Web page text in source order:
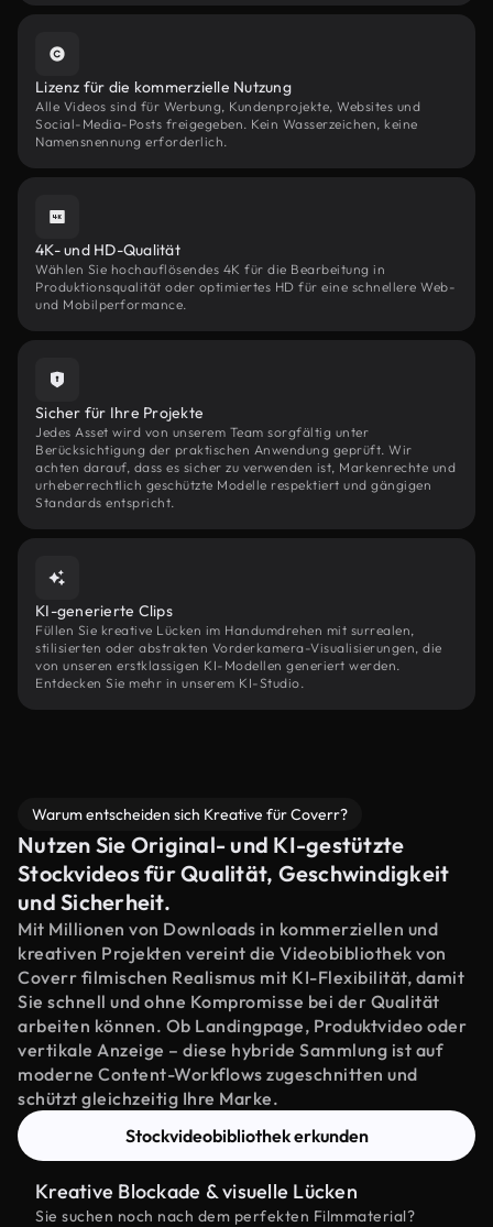
Lizenz für die kommerzielle Nutzung
Alle Videos sind für Werbung, Kundenprojekte, Websites und
Social-Media-Posts freigegeben. Kein Wasserzeichen, keine
Namensnennung erforderlich.
4K- und HD-Qualität
Wählen Sie hochauflösendes 4K für die Bearbeitung in
Produktionsqualität oder optimiertes HD für eine schnellere Web-
und Mobilperformance.
Sicher für Ihre Projekte
Jedes Asset wird von unserem Team sorgfältig unter
Berücksichtigung der praktischen Anwendung geprüft. Wir
achten darauf, dass es sicher zu verwenden ist, Markenrechte und
urheberrechtlich geschützte Modelle respektiert und gängigen
Standards entspricht.
KI-generierte Clips
Füllen Sie kreative Lücken im Handumdrehen mit surrealen,
stilisierten oder abstrakten Vorderkamera-Visualisierungen, die
von unseren erstklassigen KI-Modellen generiert werden.
Entdecken Sie mehr in unserem KI-Studio.
Warum entscheiden sich Kreative für Coverr?
Nutzen Sie Original- und KI-gestützte
Stockvideos für Qualität, Geschwindigkeit
und Sicherheit.
Mit Millionen von Downloads in kommerziellen und
kreativen Projekten vereint die Videobibliothek von
Coverr filmischen Realismus mit KI-Flexibilität, damit
Sie schnell und ohne Kompromisse bei der Qualität
arbeiten können. Ob Landingpage, Produktvideo oder
vertikale Anzeige – diese hybride Sammlung ist auf
moderne Content-Workflows zugeschnitten und
schützt gleichzeitig Ihre Marke.
Stockvideobibliothek erkunden
Kreative Blockade & visuelle Lücken
Sie suchen noch nach dem perfekten Filmmaterial?